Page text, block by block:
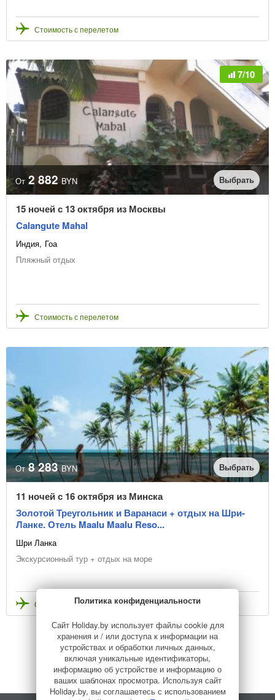
Стоимость с перелетом
7/10
От 2 882 BYN Выбрать
15 ночей с 13 октября из Москвы
Calangute Mahal
Индия Гоа
Пляжный отдых
Стоимость с перелетом
От 8 283 BYN Выбрать
11 ночей с 16 октября из Минска
Золотой Треугольник и Варанаси + отдых на Шри-
Ланке. Отель Maalu Maalu Reso...
Шри Ланка
Экскурсионный тур + отдых на море
Стоимость с перелетом
1 Дальше
Политика конфиденциальности
Сайт Holiday.by использует файлы cookie для
хранения и / или доступа к информации на
устройствах и обработки личных данных,
включая уникальные идентификаторы,
информацию об устройстве и информацию о
ваших шаблонах просмотра. Используя сайт
Holiday.by, вы соглашаетесь с использованием